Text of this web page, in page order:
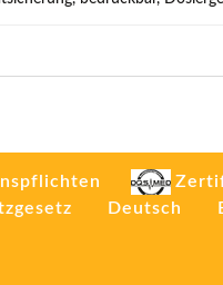
Deutsch